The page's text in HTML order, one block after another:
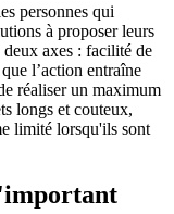
personnes qui
à proposer leurs
deux axes : facilité de
l’action entraîne
réaliser un maximum
longs et couteux,
limité lorsqu'ils sont